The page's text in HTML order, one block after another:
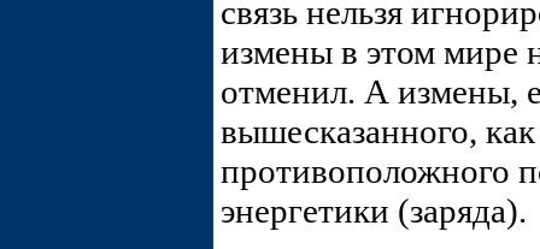
связь нельзя
измены в этом мире
отменил. А измены,
вышесказанного,
противоположного
энергетики (заряда).